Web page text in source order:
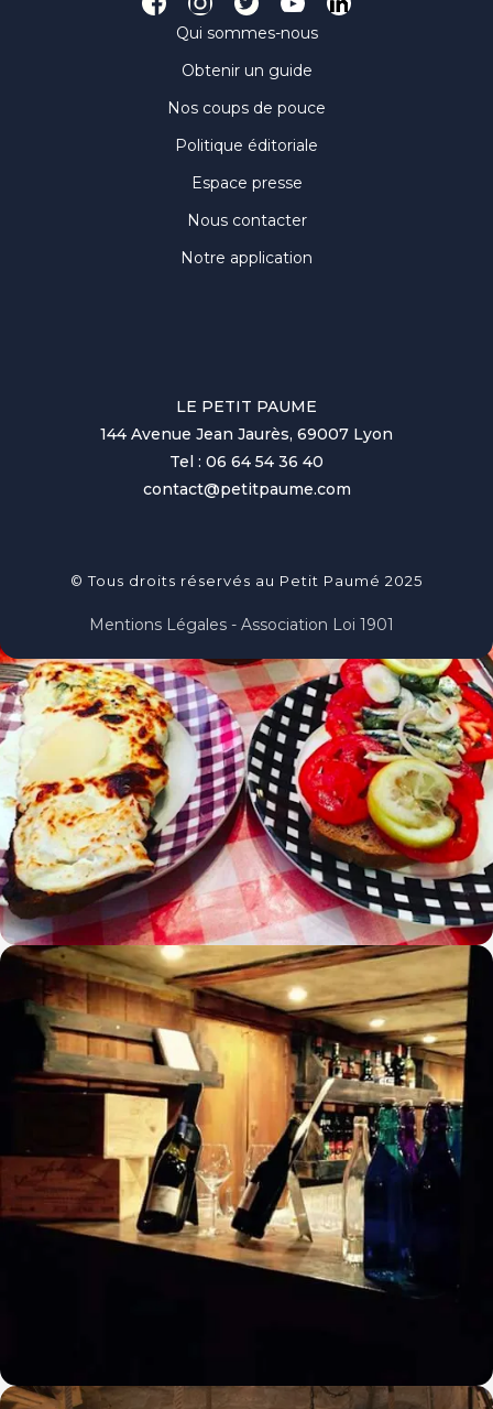
Qui sommes-nous
Obtenir un guide
Nos coups de pouce
Politique éditoriale
Espace presse
Nous contacter
Notre application
LE PETIT PAUME
144 Avenue Jean Jaurès, 69007 Lyon
Tel : 06 64 54 36 40
contact@petitpaume.com
© Tous droits réservés au Petit Paumé 2025
Mentions Légales - Association Loi 1901